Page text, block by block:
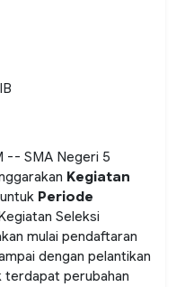
-- SMA Negeri 5
Kegiatan
untuk Periode
Seleksi
mulai pendaftaran
dengan pelantikan
terdapat perubahan